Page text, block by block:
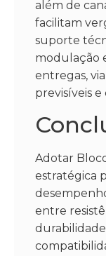
além de
facilitam
suporte
modulação
entregas,
previsíveis
Adotar
estratégica
entre